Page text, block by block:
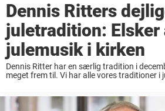
Dennis Ritters
juletradition: Elsker
julemusik i kirken
Dennis Ritter har en særlig tradition i
meget frem til. Vi har alle vores traditioner i